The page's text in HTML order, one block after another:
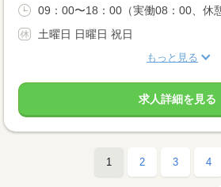
09：00〜18：00（実働08：00、休
土曜日 日曜日 祝日
もっと見る
求人詳細を見る
1 2 3 4